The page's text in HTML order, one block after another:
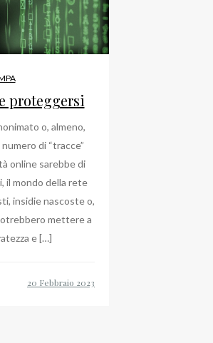
proteggersi
o, almeno,
di “tracce”
online sarebbe di
il mondo della rete
insidie nascoste o,
mettere a
e […]